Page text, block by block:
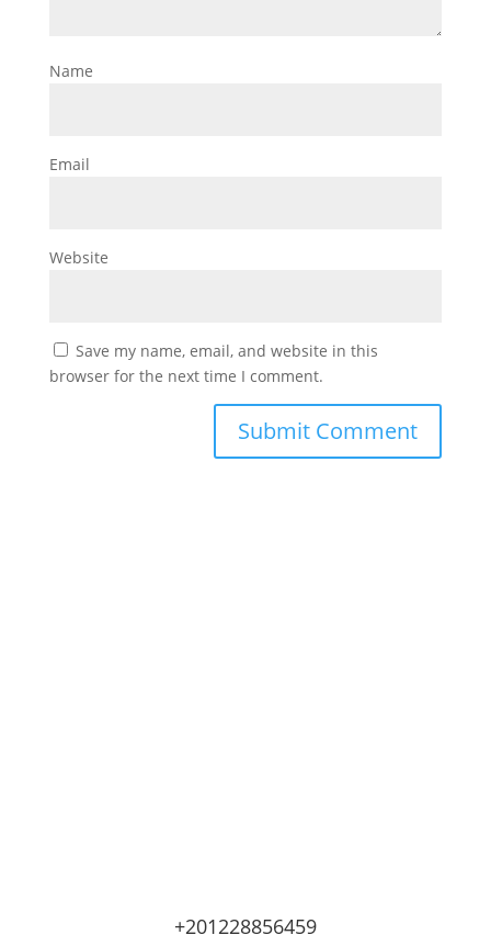
Name
Email
Website
Save my name, email, and website in this
browser for the next time I comment.
+201228856459